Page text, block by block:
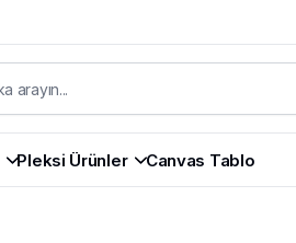
Pleksi Ürünler Canvas Tablo